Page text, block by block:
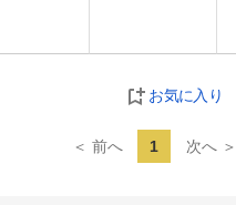
お気に入り
＜ 前へ 1 次へ ＞